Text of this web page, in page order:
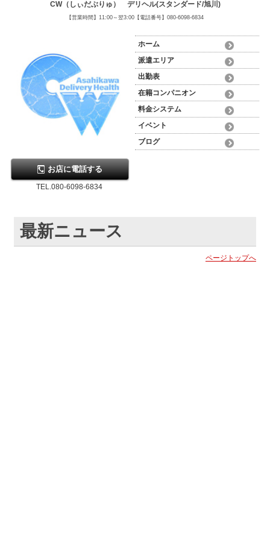
CW（しぃだぶりゅ） デリヘル(スタンダード/旭川)
【営業時間】11:00～翌3:00【電話番号】080-6098-6834
お店に電話する
TEL.080-6098-6834
ホーム
派遣エリア
出勤表
在籍コンパニオン
料金システム
イベント
ブログ
最新ニュース
ページトップへ